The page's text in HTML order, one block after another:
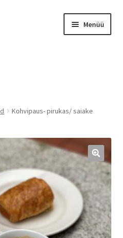
Menüü
Kohvipaus- pirukas/ saiake